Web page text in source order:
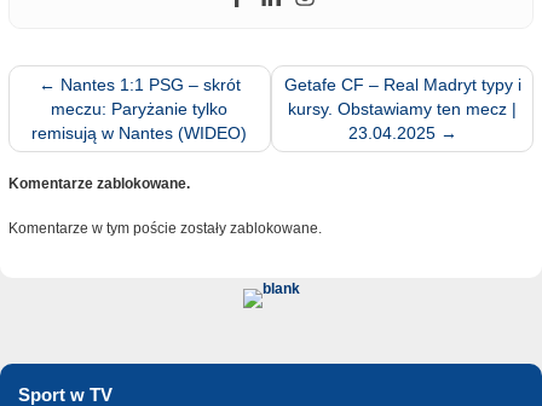
← Nantes 1:1 PSG – skrót
meczu: Paryżanie tylko
remisują w Nantes (WIDEO)
Getafe CF – Real Madryt typy i
kursy. Obstawiamy ten mecz |
23.04.2025 →
Komentarze zablokowane.
Komentarze w tym poście zostały zablokowane.
Sport w TV